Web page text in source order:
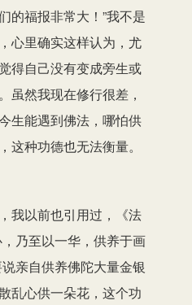
的福报非常大！”我不是
心里确实这样认为，尤
得自己没有变成旁生或
虽然我现在修行很差，
生能遇到佛法，哪怕供
这种功德也无法衡量。
我以前也引用过，《法
乃至以一华，供养于画
亲自供养佛陀大量金银
乱心供一朵花，这个功